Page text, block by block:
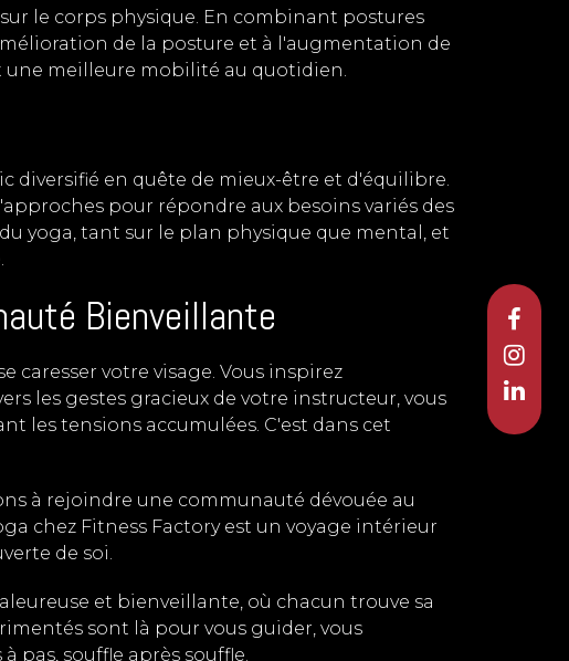
le corps physique. En combinant postures
de la posture et à l'augmentation de
une meilleure mobilité au quotidien.
diversifié en quête de mieux-être et d'équilibre.
pour répondre aux besoins variés des
yoga, tant sur le plan physique que mental, et
Bienveillante
caresser votre visage. Vous inspirez
les gestes gracieux de votre instructeur, vous
les tensions accumulées. C'est dans cet
à rejoindre une communauté dévouée au
chez Fitness Factory est un voyage intérieur
de soi.
et bienveillante, où chacun trouve sa
sont là pour vous guider, vous
pas, souffle après souffle.